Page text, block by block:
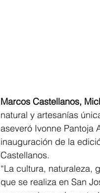
Marcos Castellanos,
natural y artesanías
aseveró Ivonne Pantoja
inauguración de la
Castellanos.
“La cultura, naturaleza,
que se realiza en San